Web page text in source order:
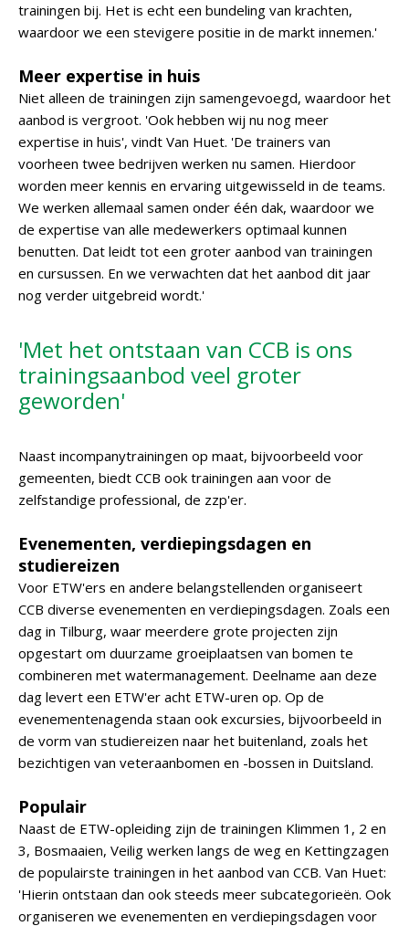
trainingen bij. Het is echt een bundeling van krachten,
waardoor we een stevigere positie in de markt innemen.'
Meer expertise in huis
Niet alleen de trainingen zijn samengevoegd, waardoor het
aanbod is vergroot. 'Ook hebben wij nu nog meer
expertise in huis', vindt Van Huet. 'De trainers van
voorheen twee bedrijven werken nu samen. Hierdoor
worden meer kennis en ervaring uitgewisseld in de teams.
We werken allemaal samen onder één dak, waardoor we
de expertise van alle medewerkers optimaal kunnen
benutten. Dat leidt tot een groter aanbod van trainingen
en cursussen. En we verwachten dat het aanbod dit jaar
nog verder uitgebreid wordt.'
'Met het ontstaan van CCB is ons
trainingsaanbod veel groter
geworden'
Naast incompanytrainingen op maat, bijvoorbeeld voor
gemeenten, biedt CCB ook trainingen aan voor de
zelfstandige professional, de zzp'er.
Evenementen, verdiepingsdagen en
studiereizen
Voor ETW'ers en andere belangstellenden organiseert
CCB diverse evenementen en verdiepingsdagen. Zoals een
dag in Tilburg, waar meerdere grote projecten zijn
opgestart om duurzame groeiplaatsen van bomen te
combineren met watermanagement. Deelname aan deze
dag levert een ETW'er acht ETW-uren op. Op de
evenementenagenda staan ook excursies, bijvoorbeeld in
de vorm van studiereizen naar het buitenland, zoals het
bezichtigen van veteraanbomen en -bossen in Duitsland.
Populair
Naast de ETW-opleiding zijn de trainingen Klimmen 1, 2 en
3, Bosmaaien, Veilig werken langs de weg en Kettingzagen
de populairste trainingen in het aanbod van CCB. Van Huet:
'Hierin ontstaan dan ook steeds meer subcategorieën. Ook
organiseren we evenementen en verdiepingsdagen voor